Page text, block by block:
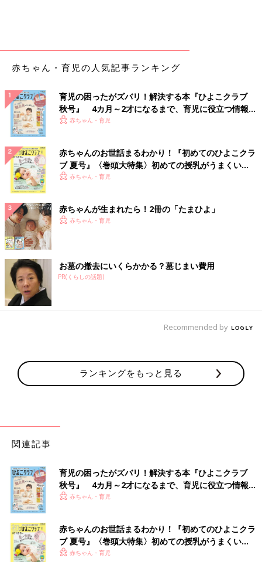
西松屋で発見！ハットもボアで暖かく！
出典：Instagramアカウント「naru_closet」
ハット型の帽子をかぶり慣れている子には、ボア素材のバケット
赤ちゃん・育児の人気記事ランキング
育児の困ったがズバリ！解決する本『ひよこクラブ
秋号』 4カ月～2才になるまで、育児に役立つ情報が
いっぱい！
赤ちゃん・育児
赤ちゃんのお世話まるわかり！『初めてのひよこクラ
ブ 夏号』〈巻頭大特集〉初めての授乳がうまくい
く！ おっぱい・ミルクの基本と夏のトラブル 解決テ
赤ちゃん・育児
赤ちゃんが生まれたら！2冊の「たまひよ」
赤ちゃん・育児
お墓の撤去にいくらかかる？墓じまい費用
PR(くらしの話題)
Recommended by
ランキングをもっと見る
関連記事
育児の困ったがズバリ！解決する本『ひよこクラブ
秋号』 4カ月～2才になるまで、育児に役立つ情報が
いっぱい！
赤ちゃん・育児
赤ちゃんのお世話まるわかり！『初めてのひよこクラ
ブ 夏号』〈巻頭大特集〉初めての授乳がうまくい
く！ おっぱい・ミルクの基本と夏のトラブル 解決テ
赤ちゃん・育児